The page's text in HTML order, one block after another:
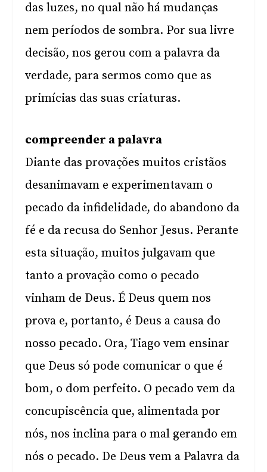
das luzes, no qual não há mudanças
nem períodos de sombra. Por sua livre
decisão, nos gerou com a palavra da
verdade, para sermos como que as
primícias das suas criaturas.
compreender a palavra
Diante das provações muitos cristãos
desanimavam e experimentavam o
pecado da infidelidade, do abandono da
fé e da recusa do Senhor Jesus. Perante
esta situação, muitos julgavam que
tanto a provação como o pecado
vinham de Deus. É Deus quem nos
prova e, portanto, é Deus a causa do
nosso pecado. Ora, Tiago vem ensinar
que Deus só pode comunicar o que é
bom, o dom perfeito. O pecado vem da
concupiscência que, alimentada por
nós, nos inclina para o mal gerando em
nós o pecado. De Deus vem a Palavra da